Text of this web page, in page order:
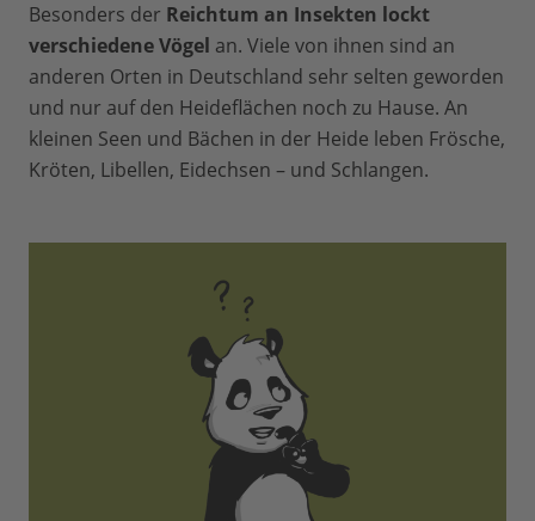
Besonders der Reichtum an Insekten lockt
verschiedene Vögel an. Viele von ihnen sind an
anderen Orten in Deutschland sehr selten geworden
und nur auf den Heideflächen noch zu Hause. An
kleinen Seen und Bächen in der Heide leben Frösche,
Kröten, Libellen, Eidechsen – und Schlangen.